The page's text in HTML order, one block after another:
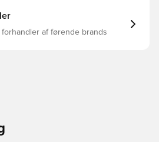
af førende brands